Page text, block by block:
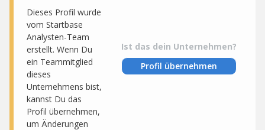
Dieses Profil wurde
vom Startbase
Analysten-Team
erstellt. Wenn Du
ein Teammitglied
dieses
Unternehmens bist,
kannst Du das
Profil übernehmen,
um Änderungen
Ist das dein Unternehmen?
Profil übernehmen